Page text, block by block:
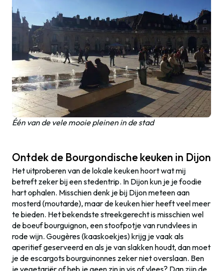
Één van de vele mooie pleinen in de stad
Ontdek de Bourgondische keuken in Dijon
Het uitproberen van de lokale keuken hoort wat mij
betreft zeker bij een stedentrip. In Dijon kun je je foodie
hart ophalen. Misschien denk je bij Dijon meteen aan
mosterd (moutarde), maar de keuken hier heeft veel meer
te bieden. Het bekendste streekgerecht is misschien wel
de boeuf bourguignon, een stoofpotje van rundvlees in
rode wijn. Gougères (kaaskoekjes) krijg je vaak als
aperitief geserveerd en als je van slakken houdt, dan moet
je de escargots bourguinonnes zeker niet overslaan. Ben